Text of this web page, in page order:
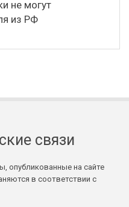
не могут
из РФ
связи
опубликованные на сайте
в соответствии с